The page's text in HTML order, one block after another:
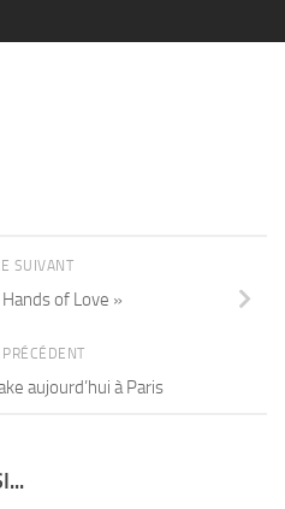
SUIVANT
Hands of Love »
aujourd’hui à Paris